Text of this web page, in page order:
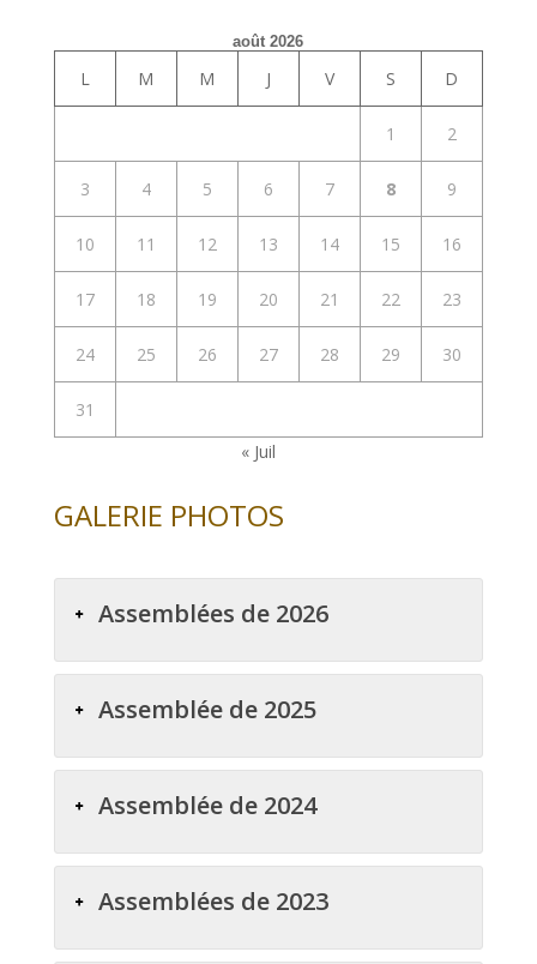
août 2026
L M M J V S D
1 2
3 4 5 6 7 8 9
10 11 12 13 14 15 16
17 18 19 20 21 22 23
24 25 26 27 28 29 30
31
« Juil
GALERIE PHOTOS
Assemblées de 2026
Assemblée de 2025
Assemblée de 2024
Assemblées de 2023